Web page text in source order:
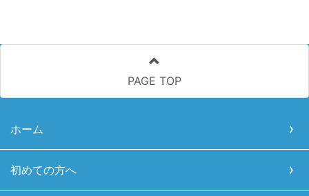
PAGE TOP
ホーム
初めての方へ